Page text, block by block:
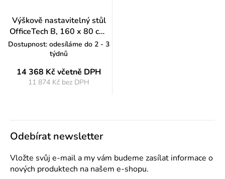
Výškově nastavitelný stůl
OfficeTech B, 160 x 80 cm,
šedá podnož, černá
Dostupnost: odesíláme do 2 - 3
týdnů
14 368 Kčvčetně DPH
11 874 Kč bez DPH
Odebírat newsletter
Vložte svůj e-mail a my vám budeme zasílat informace o
nových produktech na našem e-shopu.